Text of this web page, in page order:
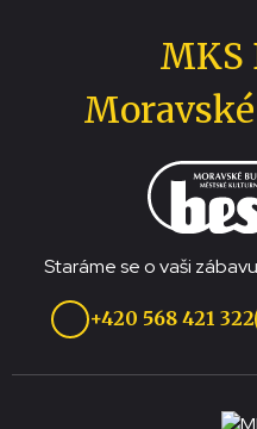
MKS
Staráme se o vaši
+420 568 421 322